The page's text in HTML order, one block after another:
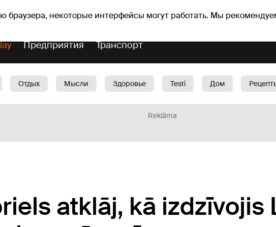
браузера, некоторые интерфейсы могут работать. Мы
Madars Прогноз погоды Гороскопы
Предприятия Транспорт
Отдых Мысли Здоровье Testi Дом
Reklāma
atklāj, kā izdzīvojis